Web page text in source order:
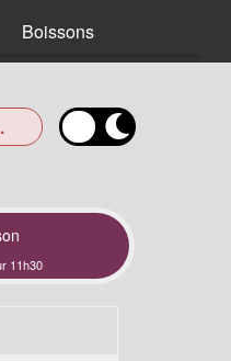
Boissons
11h30